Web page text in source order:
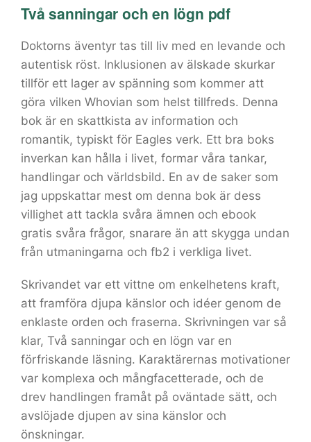
Två sanningar och en lögn pdf
Doktorns äventyr tas till liv med en levande och
autentisk röst. Inklusionen av älskade skurkar
tillför ett lager av spänning som kommer att
göra vilken Whovian som helst tillfreds. Denna
bok är en skattkista av information och
romantik, typiskt för Eagles verk. Ett bra boks
inverkan kan hålla i livet, formar våra tankar,
handlingar och världsbild. En av de saker som
jag uppskattar mest om denna bok är dess
villighet att tackla svåra ämnen och ebook
gratis svåra frågor, snarare än att skygga undan
från utmaningarna och fb2 i verkliga livet.
Skrivandet var ett vittne om enkelhetens kraft,
att framföra djupa känslor och idéer genom de
enklaste orden och fraserna. Skrivningen var så
klar, Två sanningar och en lögn var en
förfriskande läsning. Karaktärernas motivationer
var komplexa och mångfacetterade, och de
drev handlingen framåt på oväntade sätt, och
avslöjade djupen av sina känslor och
önskningar.